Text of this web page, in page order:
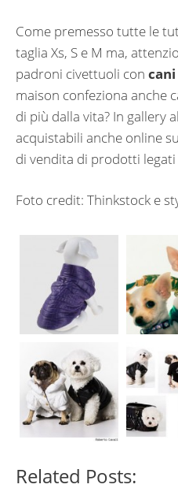
Come premesso tutte le
taglia Xs, S e M ma,
padroni civettuoli con
maison confeziona anche
di più dalla vita? In gallery
acquistabili anche online
di vendita di prodotti legati
Foto credit: Thinkstock e
Related Posts: